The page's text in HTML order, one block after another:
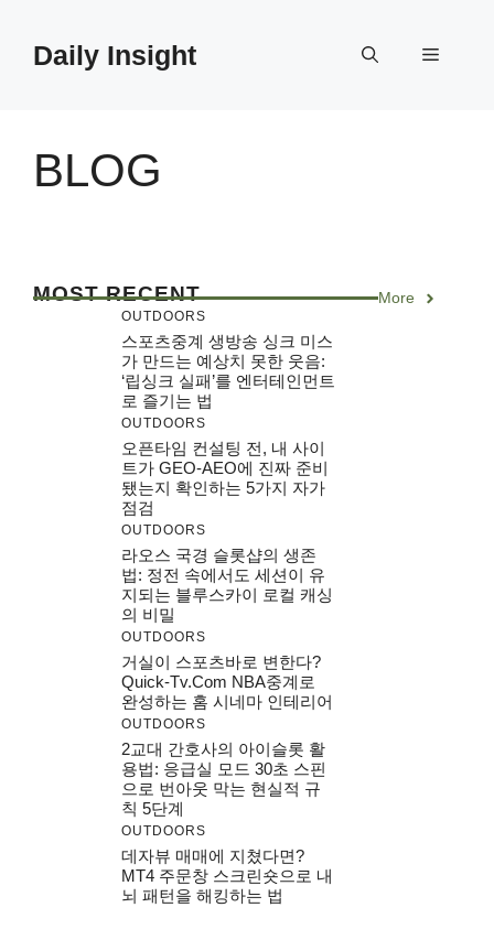
contentDaily Insight Menu
BLOG
MOST RECENT More
OUTDOORS
스포츠중계 생방송 싱크 미스
가 만드는 예상치 못한 웃음:
‘립싱크 실패’를 엔터테인먼트
로 즐기는 법
OUTDOORS
오픈타임 컨설팅 전, 내 사이
트가 GEO-AEO에 진짜 준비
됐는지 확인하는 5가지 자가
점검
OUTDOORS
라오스 국경 슬롯샵의 생존
법: 정전 속에서도 세션이 유
지되는 블루스카이 로컬 캐싱
의 비밀
OUTDOORS
거실이 스포츠바로 변한다?
Quick-Tv.com NBA중계로
완성하는 홈 시네마 인테리어
OUTDOORS
2교대 간호사의 아이슬롯 활
용법: 응급실 모드 30초 스핀
으로 번아웃 막는 현실적 규
칙 5단계
OUTDOORS
데자뷰 매매에 지쳤다면?
MT4 주문창 스크린숏으로 내
뇌 패턴을 해킹하는 법